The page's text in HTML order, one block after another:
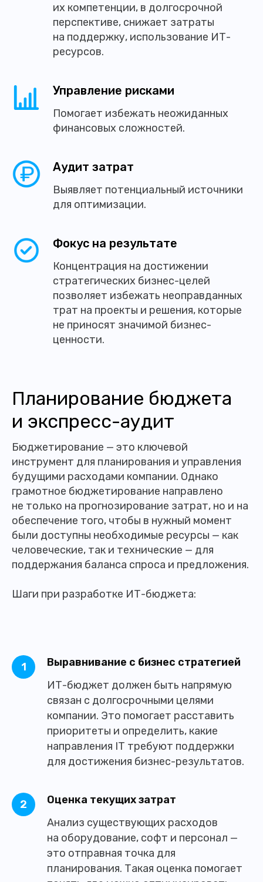
их компетенции, в долгосрочной
перспективе, снижает затраты
на поддержку, использование ИТ-
ресурсов.
Управление рисками
Помогает избежать неожиданных
финансовых сложностей.
Аудит затрат
Выявляет потенциальный источники
для оптимизации.
Фокус на результате
Концентрация на достижении
стратегических бизнес-целей
позволяет избежать неоправданных
трат на проекты и решения, которые
не приносят значимой бизнес-
ценности.
Планирование бюджета
и экспресс-аудит
Бюджетирование — это ключевой
инструмент для планирования и управления
будущими расходами компании. Однако
грамотное бюджетирование направлено
не только на прогнозирование затрат, но и на
обеспечение того, чтобы в нужный момент
были доступны необходимые ресурсы — как
человеческие, так и технические — для
поддержания баланса спроса и предложения.
Шаги при разработке ИТ-бюджета:
Выравнивание с бизнес стратегией
ИТ-бюджет должен быть напрямую
связан с долгосрочными целями
компании. Это помогает расставить
приоритеты и определить, какие
направления IT требуют поддержки
для достижения бизнес-результатов.
Оценка текущих затрат
Анализ существующих расходов
на оборудование, софт и персонал —
это отправная точка для
планирования. Такая оценка помогает